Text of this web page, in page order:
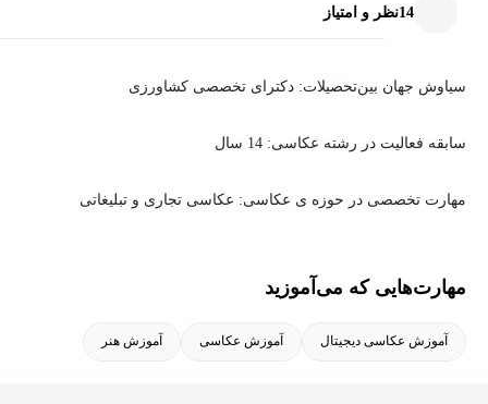
14نظر و امتیاز
سیاوش جهان بینتحصیلات: دکترای تخصصی کشاورزی
سابقه فعالیت در رشته عکاسی: 14 سال
مهارت تخصصی در حوزه ی عکاسی: عکاسی تجاری و تبلیغاتی
مهارت‌هایی که می‌آموزید
آموزش عکاسی دیجیتال آموزش عکاسی آموزش هنر